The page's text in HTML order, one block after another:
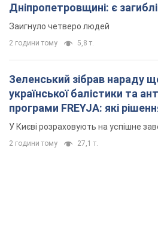
Дніпропетровщині: є
Заигнуло четверо людей
2 години тому 5,8 т.
Зеленський зібрав нараду
української балістики та антибалістичної
програми FREYJA: які
У Києві розраховують на успішне
2 години тому 27,1 т.